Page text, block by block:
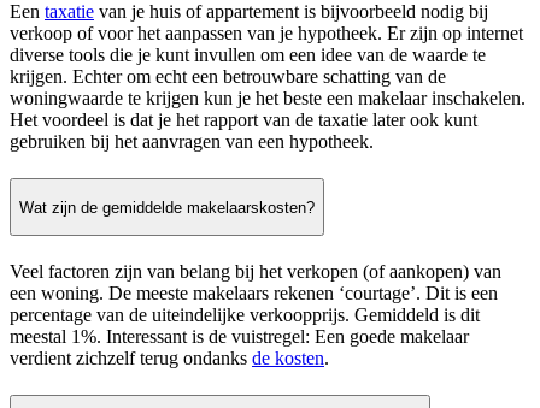
Een taxatie van je huis of appartement is bijvoorbeeld nodig bij
verkoop of voor het aanpassen van je hypotheek. Er zijn op internet
diverse tools die je kunt invullen om een idee van de waarde te
krijgen. Echter om echt een betrouwbare schatting van de
woningwaarde te krijgen kun je het beste een makelaar inschakelen.
Het voordeel is dat je het rapport van de taxatie later ook kunt
gebruiken bij het aanvragen van een hypotheek.
Wat zijn de gemiddelde makelaarskosten?
Veel factoren zijn van belang bij het verkopen (of aankopen) van
een woning. De meeste makelaars rekenen ‘courtage’. Dit is een
percentage van de uiteindelijke verkoopprijs. Gemiddeld is dit
meestal 1%. Interessant is de vuistregel: Een goede makelaar
verdient zichzelf terug ondanks de kosten.